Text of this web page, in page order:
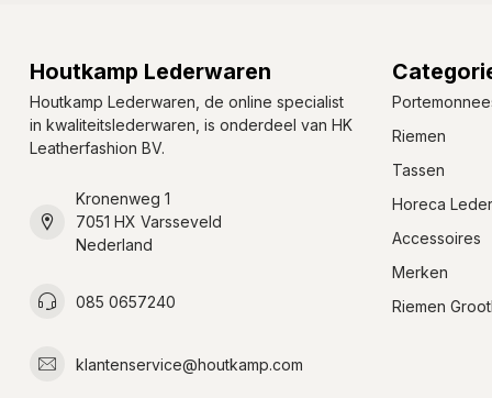
Houtkamp Lederwaren
Houtkamp Lederwaren, de online specialist
in kwaliteitslederwaren, is onderdeel van HK
Leatherfashion BV.
Kronenweg 1
7051 HX Varsseveld
Nederland
085 0657240
klantenservice@houtkamp.com
Riemen
Tassen
Horeca
Accessoires
Merken
Riemen